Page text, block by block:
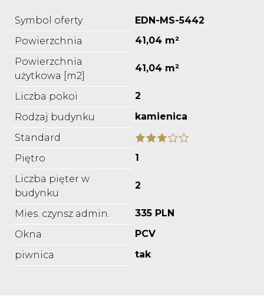
Symbol oferty
EDN-MS-5442
Powierzchnia
41,04 m²
Powierzchnia
użytkowa [m2]
41,04 m²
Liczba pokoi
2
Rodzaj budynku
kamienica
Standard
Piętro
1
Liczba pięter w
budynku
2
Mies. czynsz admin.
335 PLN
Okna
PCV
piwnica
tak